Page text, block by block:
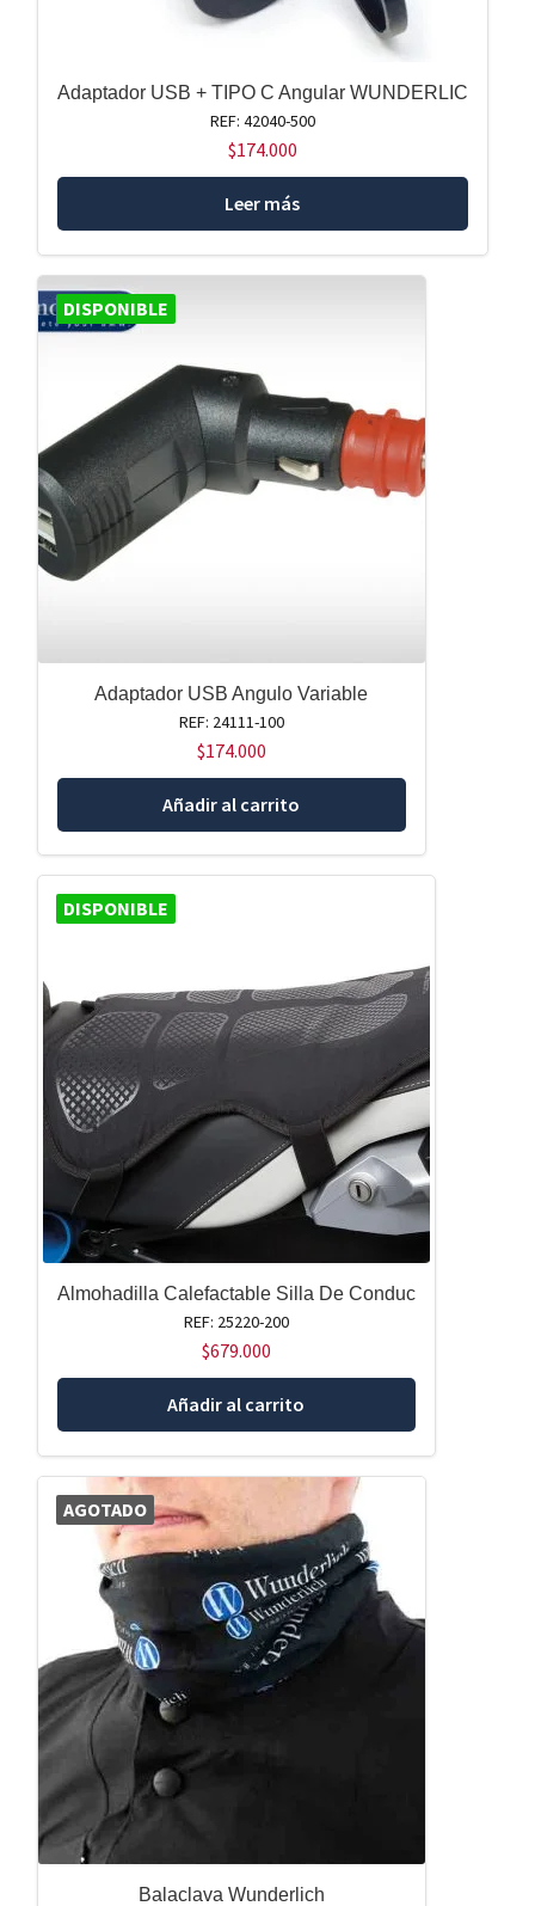
Adaptador USB + TIPO C Angular WUNDERLIC
REF: 42040-500
$174.000
Leer más
DISPONIBLE
Adaptador USB Angulo Variable
REF: 24111-100
$174.000
Añadir al carrito
DISPONIBLE
Almohadilla Calefactable Silla De Conduc
REF: 25220-200
$679.000
Añadir al carrito
AGOTADO
Balaclava Wunderlich